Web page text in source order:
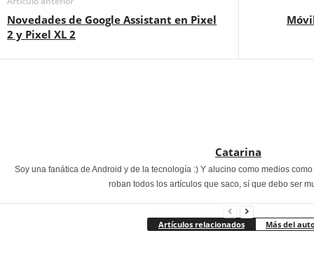
Novedades de Google Assistant en Pixel
2 y Pixel XL 2
Catarina
Soy una fanática de Android y de la tecnología :) Y alucino como medios
roban todos los artículos que saco, sí que debo ser
Artículos relacionados Más del